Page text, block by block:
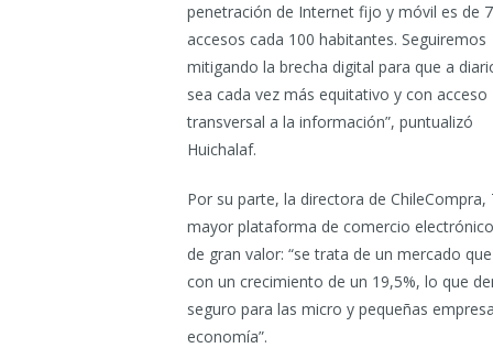
penetración de Internet fijo y móvil es de
accesos cada 100 habitantes. Seguiremos
mitigando la brecha digital para que a
sea cada vez más equitativo y con acceso
transversal a la información”, puntualizó
Huichalaf.
Por su parte, la directora de
mayor plataforma de comercio
de gran valor: “se trata de un mercado
con un crecimiento de un 19,5%, lo que
seguro para las micro y pequeñas
economía”.